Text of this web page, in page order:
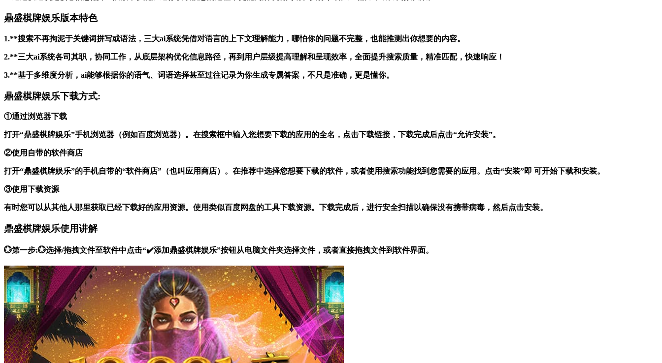
鼎盛棋牌娱乐版本特色
1.**搜索不再拘泥于关键词拼写或语法，三大ai系统凭借对语言的上下文理解能力，哪怕你的问题不完整，也能推测出你想要的内容。
2.**三大ai系统各司其职，协同工作，从底层架构优化信息路径，再到用户层级提高理解和呈现效率，全面提升搜索质量，精准匹配，快速响应！
3.**基于多维度分析，ai能够根据你的语气、词语选择甚至过往记录为你生成专属答案，不只是准确，更是懂你。
鼎盛棋牌娱乐下载方式:
①通过浏览器下载
打开“鼎盛棋牌娱乐”手机浏览器（例如百度浏览器）。在搜索框中输入您想要下载的应用的全名，点击下载链接，下载完成后点击“允许安装”。
②使用自带的软件商店
打开“鼎盛棋牌娱乐”的手机自带的“软件商店”（也叫应用商店）。在推荐中选择您想要下载的软件，或者使用搜索功能找到您需要的应用。点击“安装”即 可开始下载和安装。
③使用下载资源
有时您可以从其他人那里获取已经下载好的应用资源。使用类似百度网盘的工具下载资源。下载完成后，进行安全扫描以确保没有携带病毒，然后点击安装。
鼎盛棋牌娱乐使用讲解
💮第一步:💮选择/拖拽文件至软件中点击“✔️添加鼎盛棋牌娱乐”按钮从电脑文件夹选择文件，或者直接拖拽文件到软件界面。